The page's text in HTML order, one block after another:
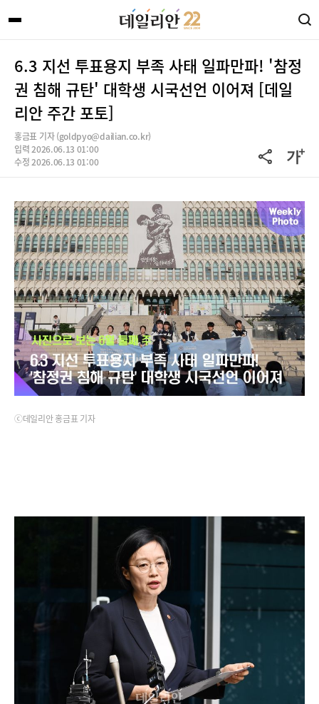
6.3 지선 투표용지 부족 사태 일파만파! '참정
권 침해 규탄' 대학생 시국선언 이어져 [데일
리안 주간 포토]
홍금표 기자 (goldpyo@dailian.co.kr)
입력 2026.06.13 01:00
수정 2026.06.13 01:00
ⓒ데일리안 홍금표 기자